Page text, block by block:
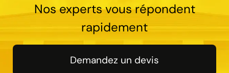
Nos experts vous répondent
rapidement
Demandez un devis